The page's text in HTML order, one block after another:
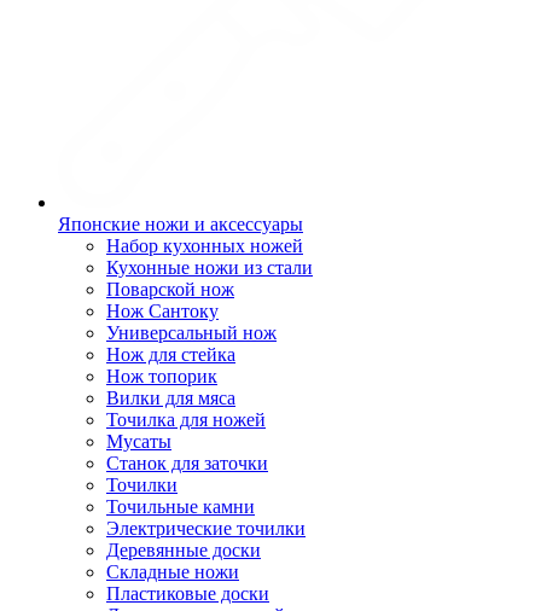
Японские ножи и аксессуары
Набор кухонных ножей
Кухонные ножи из стали
Поварской нож
Нож Сантоку
Универсальный нож
Нож для стейка
Нож топорик
Вилки для мяса
Точилка для ножей
Мусаты
Станок для заточки
Точилки
Точильные камни
Электрические точилки
Деревянные доски
Складные ножи
Пластиковые доски